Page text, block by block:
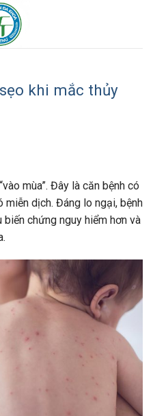
khi mắc thủy
mùa”. Đây là căn bệnh có
dịch. Đáng lo ngại, bệnh
chứng nguy hiểm hơn và